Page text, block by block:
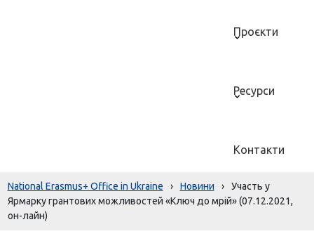
Проєкти
Ресурси
Контакти
National Erasmus+ Office in Ukraine › Новини ›
Участь у
Ярмарку грантових можливостей «Ключ до мрій» (07.12.2021,
он-лайн)